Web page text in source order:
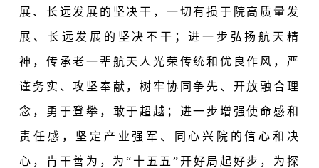
展、长远发展的坚决干，一切有损于院高质量发
展、长远发展的坚决不干；进一步弘扬航天精
神，传承老一辈航天人光荣传统和优良作风，严
谨务实、攻坚奉献，树牢协同争先、开放融合理
念，勇于登攀，敢于超越；进一步增强使命感和
责任感，坚定产业强军、同心兴院的信心和决
心，肯干善为，为“十五五”开好局起好步，为探